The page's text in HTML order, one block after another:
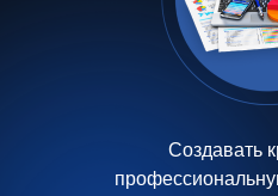
Создавать